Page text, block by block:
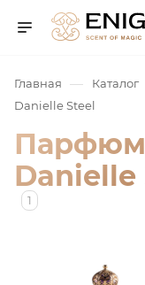
Главная — Каталог
Danielle Steel
Danielle
1